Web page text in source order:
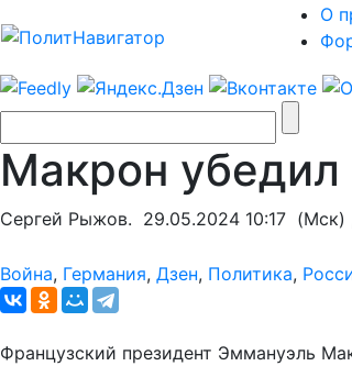
О
Макрон
Сергей Рыжов. 29.05.2024 10:17 (Мск)
Война, Германия, Дзен, Политика,
Французский президент Эммануэль